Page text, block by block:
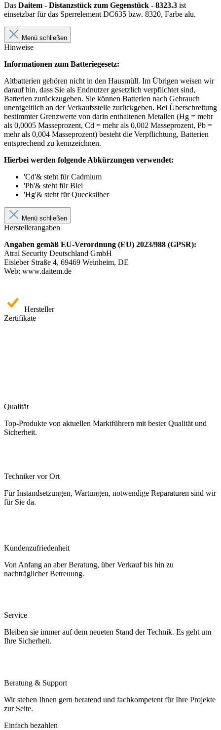
Das Daitem - Distanzstück zum Gegenstück - 8323.3 ist
einsetzbar für das Sperrelement DC635 bzw. 8320, Farbe alu.
Menü schließen
Hinweise
Informationen zum Batteriegesetz:
Altbatterien gehören nicht in den Hausmüll. Im Übrigen weisen wir
darauf hin, dass Sie als Endnutzer gesetzlich verpflichtet sind,
Batterien zurückzugeben. Sie können Batterien nach Gebrauch
unentgeltlich an der Verkaufsstelle zurückgeben. Bei Überschreitung
bestimmter Grenzwerte von darin enthaltenen Metallen (Hg = mehr
als 0,0005 Masseprozent, Cd = mehr als 0,002 Masseprozent, Pb =
mehr als 0,004 Masseprozent) besteht die Verpflichtung, Batterien
entsprechend zu kennzeichnen.
Hierbei werden folgende Abkürzungen verwendet:
'Cd'& steht für Cadmium
'Pb'& steht für Blei
'Hg'& steht für Quecksilber
Menü schließen
Herstellerangaben
Angaben gemäß EU-Verordnung (EU) 2023/988 (GPSR):
Atral Security Deutschland GmbH
Eisleber Straße 4, 69469 Weinheim, DE
Web: www.daitem.de
Hersteller
Zertifikate
Qualität
Top-Produkte von aktuellen Marktführern mit bester Qualität und
Sicherheit.
Techniker vor Ort
Für Instandsetzungen, Wartungen, notwendige Reparaturen sind wir
für Sie da.
Kundenzufriedenheit
Von Anfang an aber Beratung, über Verkauf bis hin zu
nachträglicher Betreuung.
Service
Bleiben sie immer auf dem neueten Stand der Technik. Es geht um
Ihre Sicherheit.
Beratung & Support
Wir stehen Ihnen gern beratend und fachkompetent für Ihre Projekte
zur Seite.
Einfach bezahlen